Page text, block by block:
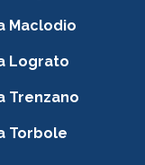
Maclodio
Lograto
Trenzano
Torbole